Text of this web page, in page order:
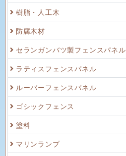
樹脂・人工木
防腐木材
セランガンバツ製フェンスパネル
ラティスフェンスパネル
ルーバーフェンスパネル
ゴシックフェンス
塗料
マリンランプ